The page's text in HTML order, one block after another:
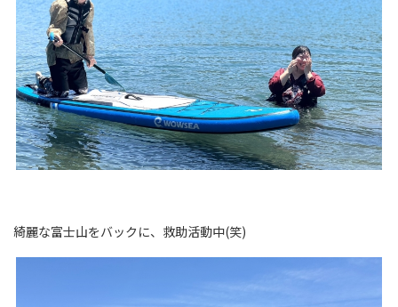
綺麗な富士山をバックに、救助活動中(笑)